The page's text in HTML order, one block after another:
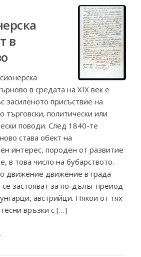
в
в средата на ХІХ век е
засиленото присъствие на
търговски, политически или
поводи. След 1840-те
става обект на
интерес, породен от развитие
в това число на бубарството.
движение движение в града
се застояват за по-дълъг преиод
австрийци. Някои от тях
връзки с […]